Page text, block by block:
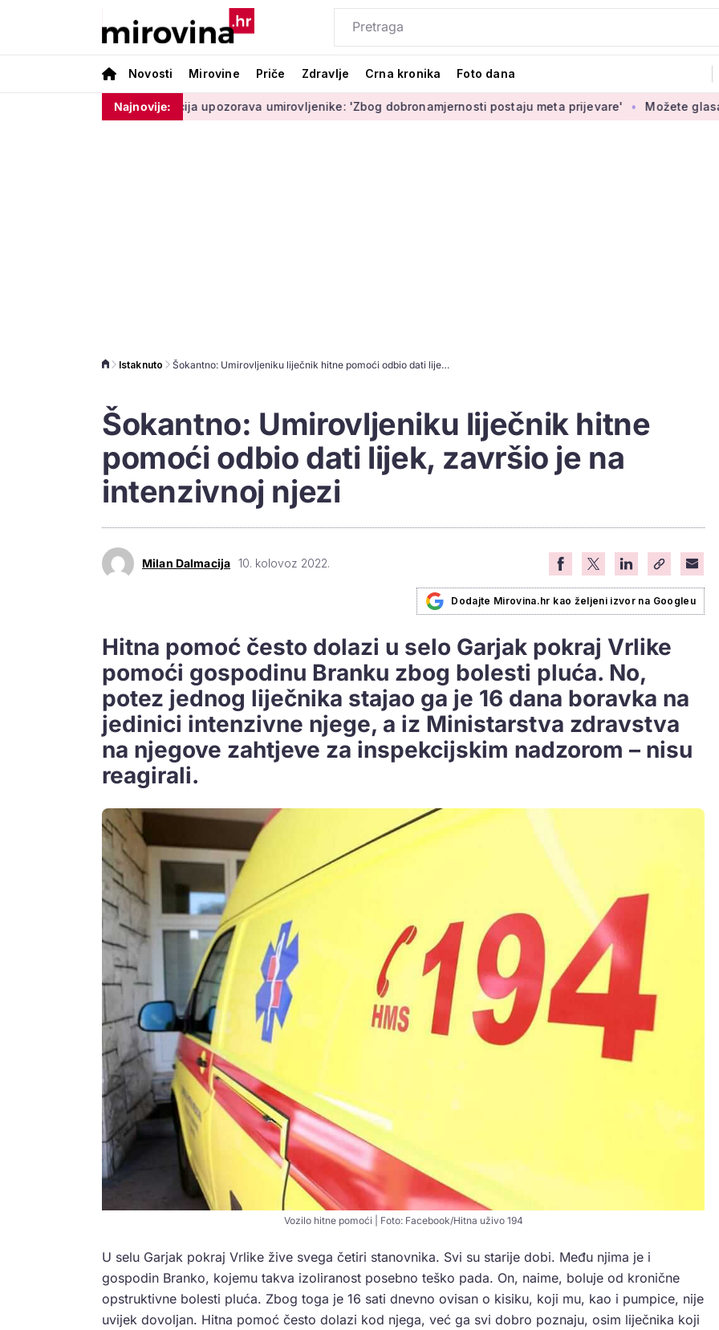
Novosti Mirovine Priče Zdravlje Crna kronika Foto dana
Najnovije:
Policija upozorava umirovljenike: 'Zbog dobronamjernosti postaju meta prijevare' Možete glasati za izbor
Istaknuto Šokantno: Umirovljeniku liječnik hitne pomoći odbio dati lijek, završio je na intenzivnoj njezi
Šokantno: Umirovljeniku liječnik hitne
pomoći odbio dati lijek, završio je na
intenzivnoj njezi
Milan Dalmacija 10. kolovoz 2022.
Dodajte Mirovina.hr kao željeni izvor na Googleu
Hitna pomoć često dolazi u selo Garjak pokraj Vrlike
pomoći gospodinu Branku zbog bolesti pluća. No,
potez jednog liječnika stajao ga je 16 dana boravka na
jedinici intenzivne njege, a iz Ministarstva zdravstva
na njegove zahtjeve za inspekcijskim nadzorom – nisu
reagirali.
Vozilo hitne pomoći | Foto: Facebook/Hitna uživo 194
U selu Garjak pokraj Vrlike žive svega četiri stanovnika. Svi su starije dobi. Među njima je i
gospodin Branko, kojemu takva izoliranost posebno teško pada. On, naime, boluje od kronične
opstruktivne bolesti pluća. Zbog toga je 16 sati dnevno ovisan o kisiku, koji mu, kao i pumpice, nije
uvijek dovoljan. Hitna pomoć često dolazi kod njega, već ga svi dobro poznaju, osim liječnika koji